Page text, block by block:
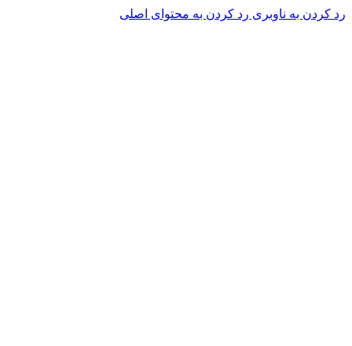
رد کردن به ناوبری رد کردن به محتوای اصلی